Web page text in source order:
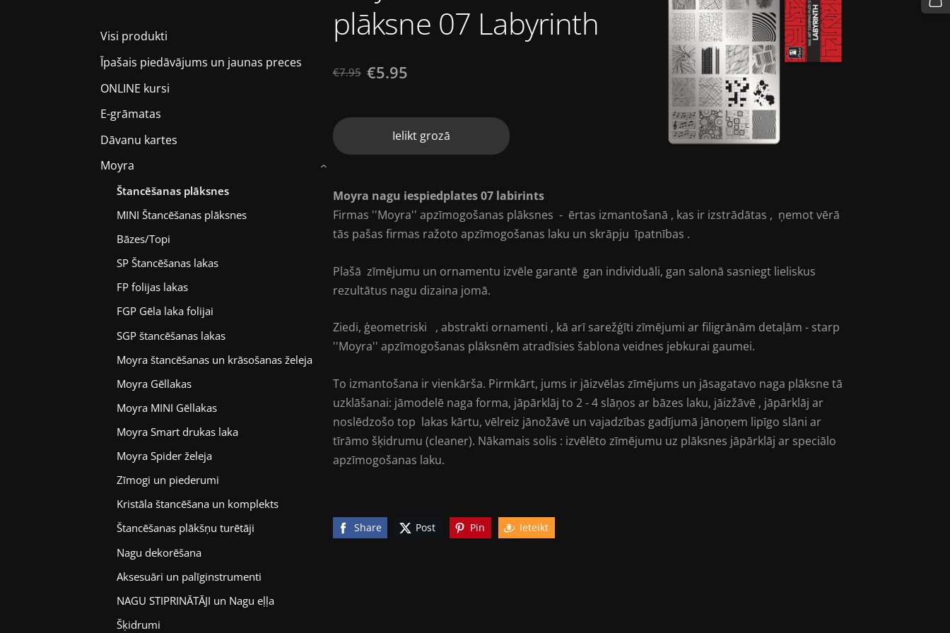
Visi produkti
Īpašais piedāvājums un jaunas preces
ONLINE kursi
E-grāmatas
Dāvanu kartes
Moyra
Štancēšanas plāksnes
MINI Štancēšanas plāksnes
Bāzes/Topi
SP Štancēšanas lakas
FP folijas lakas
FGP Gēla laka folijai
SGP štancēšanas lakas
Moyra štancēšanas un krāsošanas želeja
Moyra Gēllakas
Moyra MINI Gēllakas
Moyra Smart drukas laka
Moyra Spider želeja
Zīmogi un piederumi
Kristāla štancēšana un komplekts
Štancēšanas plākšņu turētāji
Nagu dekorēšana
Aksesuāri un palīginstrumenti
NAGU STIPRINĀTĀJI un Nagu eļļa
Šķidrumi
›
plāksne 07 Labyrinth
€7.95 €5.95
Ielikt grozā
Moyra nagu iespiedplates 07 labirints
Firmas ''Moyra'' apzīmogošanas plāksnes - ērtas izmantošanā , kas ir izstrādātas , ņemot vērā
tās pašas firmas ražoto apzīmogošanas laku un skrāpju īpatnības .
Plašā zīmējumu un ornamentu izvēle garantē gan individuāli, gan salonā sasniegt lieliskus
rezultātus nagu dizaina jomā.
Ziedi, ģeometriski , abstrakti ornamenti , kā arī sarežģīti zīmējumi ar filigrānām detaļām - starp
''Moyra'' apzīmogošanas plāksnēm atradīsies šablona veidnes jebkurai gaumei.
To izmantošana ir vienkārša. Pirmkārt, jums ir jāizvēlas zīmējums un jāsagatavo naga plāksne tā
uzklāšanai: jāmodelē naga forma, jāpārklāj to 2 - 4 slāņos ar bāzes laku, jāizžāvē , jāpārklāj ar
noslēdzošo top lakas kārtu, vēlreiz jānožāvē un vajadzības gadījumā jānoņem lipīgo slāni ar
tīrāmo šķidrumu (cleaner). Nākamais solis : izvēlēto zīmējumu uz plāksnes jāpārklāj ar speciālo
apzīmogošanas laku.
Share Post Pin Ieteikt